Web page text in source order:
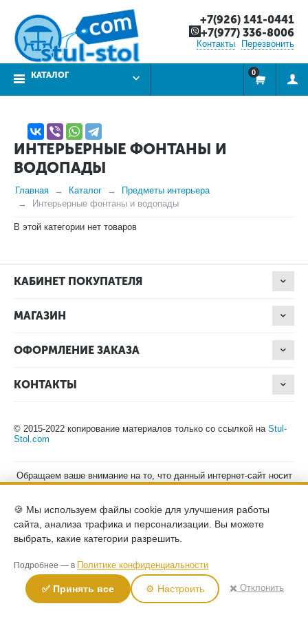
+7(926) 141-0441
+7(977) 336-8006
Контакты Перезвонить
КАТАЛОГ 0
ИНТЕРЬЕРНЫЕ ФОНТАНЫ И
ВОДОПАДЫ
Главная Каталог
Предметы интерьера
Интерьерные фонтаны и водопады
В этой категории нет товаров
КАБИНЕТ ПОКУПАТЕЛЯ
МАГАЗИН
ОФОРМЛЕНИЕ ЗАКАЗА
КОНТАКТЫ
© 2015-2022 копирование материалов только со ссылкой на Stul-
Stol.com
Обращаем ваше внимание на то, что данный интернет-сайт носит
исключительно информационный характер и ни при каких
положениями Статьи 437 (2) Гражданского кодекса Российской
Федерации. Для получения подробной информации о наличии и
стоимости указанных товаров, пожалуйста, обращайтесь к
менеджерам компании по телефону.
данных согласие на обработку персональных данных
🍪 Мы используем файлы cookie для улучшения работы
сайта, анализа трафика и персонализации. Вы можете
выбрать, какие категории разрешить.
Подробнее — в Политике конфиденциальности
✅ Принять все ⚙️ Настроить ✖️ Отклонить